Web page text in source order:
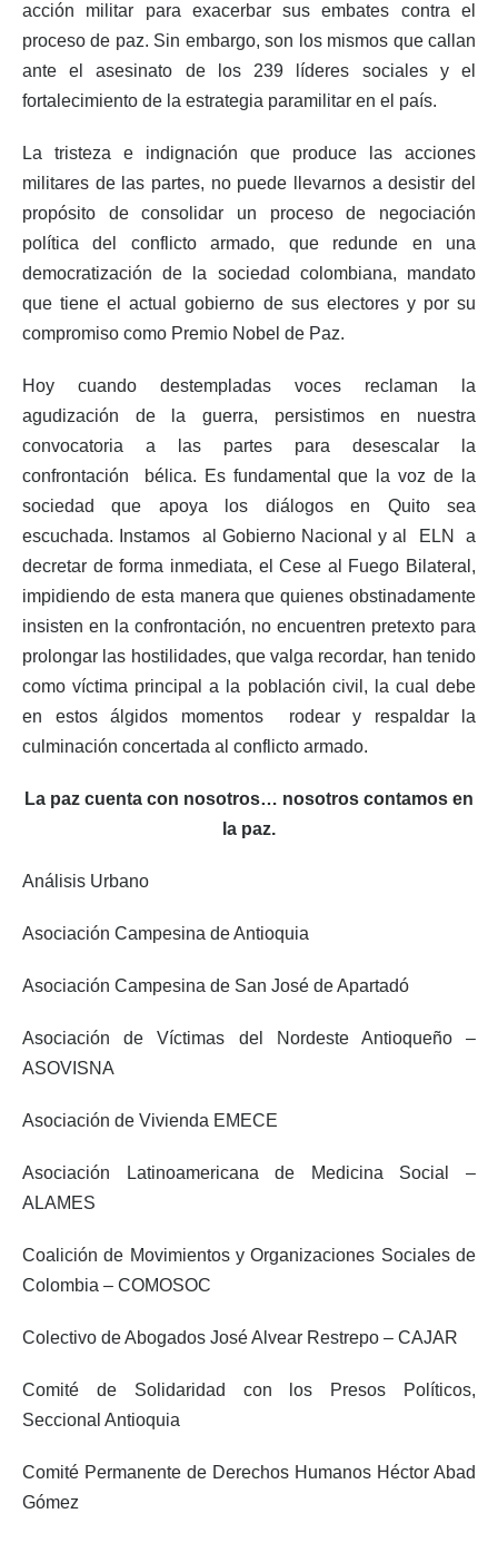
acción militar para exacerbar sus embates contra el
proceso de paz. Sin embargo, son los mismos que callan
ante el asesinato de los 239 líderes sociales y el
fortalecimiento de la estrategia paramilitar en el país.
La tristeza e indignación que produce las acciones
militares de las partes, no puede llevarnos a desistir del
propósito de consolidar un proceso de negociación
política del conflicto armado, que redunde en una
democratización de la sociedad colombiana, mandato
que tiene el actual gobierno de sus electores y por su
compromiso como Premio Nobel de Paz.
Hoy cuando destempladas voces reclaman la
agudización de la guerra, persistimos en nuestra
convocatoria a las partes para desescalar la
confrontación bélica. Es fundamental que la voz de la
sociedad que apoya los diálogos en Quito sea
escuchada. Instamos al Gobierno Nacional y al ELN a
decretar de forma inmediata, el Cese al Fuego Bilateral,
impidiendo de esta manera que quienes obstinadamente
insisten en la confrontación, no encuentren pretexto para
prolongar las hostilidades, que valga recordar, han tenido
como víctima principal a la población civil, la cual debe
en estos álgidos momentos rodear y respaldar la
culminación concertada al conflicto armado.
La paz cuenta con nosotros… nosotros contamos en
la paz.
Análisis Urbano
Asociación Campesina de Antioquia
Asociación Campesina de San José de Apartadó
Asociación de Víctimas del Nordeste Antioqueño –
ASOVISNA
Asociación de Vivienda EMECE
Asociación Latinoamericana de Medicina Social –
ALAMES
Coalición de Movimientos y Organizaciones Sociales de
Colombia – COMOSOC
Colectivo de Abogados José Alvear Restrepo – CAJAR
Comité de Solidaridad con los Presos Políticos,
Seccional Antioquia
Comité Permanente de Derechos Humanos Héctor Abad
Gómez